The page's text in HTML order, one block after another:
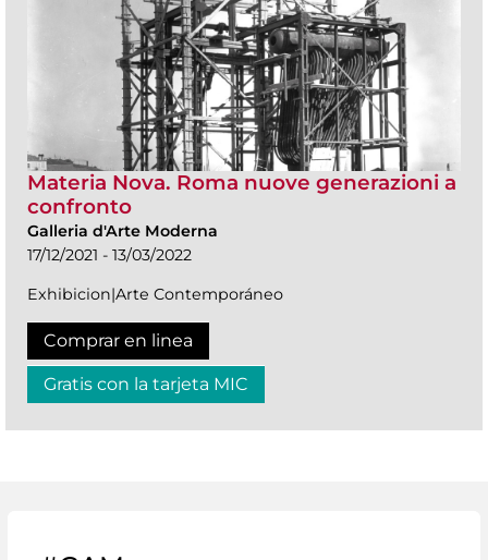
Materia Nova. Roma nuove generazioni a
confronto
Galleria d'Arte Moderna
17/12/2021 - 13/03/2022
Exhibicion|Arte Contemporáneo
Comprar en linea
Gratis con la tarjeta MIC